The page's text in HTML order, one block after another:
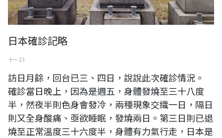
日本確診記略
十一 23
訪日月餘，回台已三、四日，說說此次確診情況。
確診當日晚上，因為是週五，身體發燒至三十八度
半，然夜半則色身會發冷，兩種現象交織一日，隔日
則又全身酸痛、亟欲睡眠，發燒兩日。第三日則已退
燒至正常溫度三十六度半，身體有力氣行走，日本是